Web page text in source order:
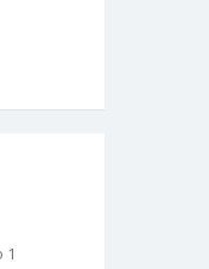
1